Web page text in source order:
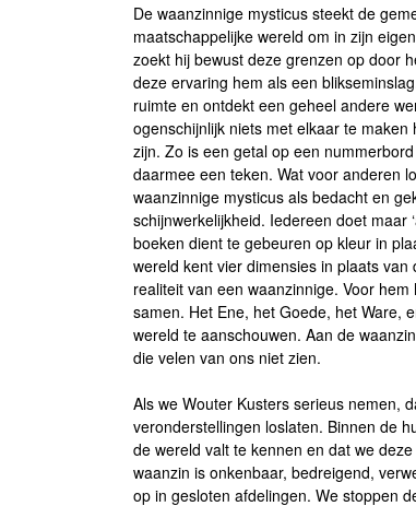
De waanzinnige mysticus steekt de
maatschappelijke wereld om in zijn
zoekt hij bewust deze grenzen op door
deze ervaring hem als een
ruimte en ontdekt een geheel andere
ogenschijnlijk niets met elkaar te
zijn. Zo is een getal op een
daarmee een teken. Wat voor anderen
waanzinnige mysticus als bedacht en
schijnwerkelijkheid. Iedereen doet maar
boeken dient te gebeuren op kleur in
wereld kent vier dimensies in plaats
realiteit van een waanzinnige. Voor
samen. Het Ene, het Goede, het Ware,
wereld te aanschouwen. Aan de
die velen van ons niet zien.
Als we Wouter Kusters serieus nemen,
veronderstellingen loslaten. Binnen de
de wereld valt te kennen en dat we
waanzin is onkenbaar, bedreigend,
op in gesloten afdelingen. We stoppen